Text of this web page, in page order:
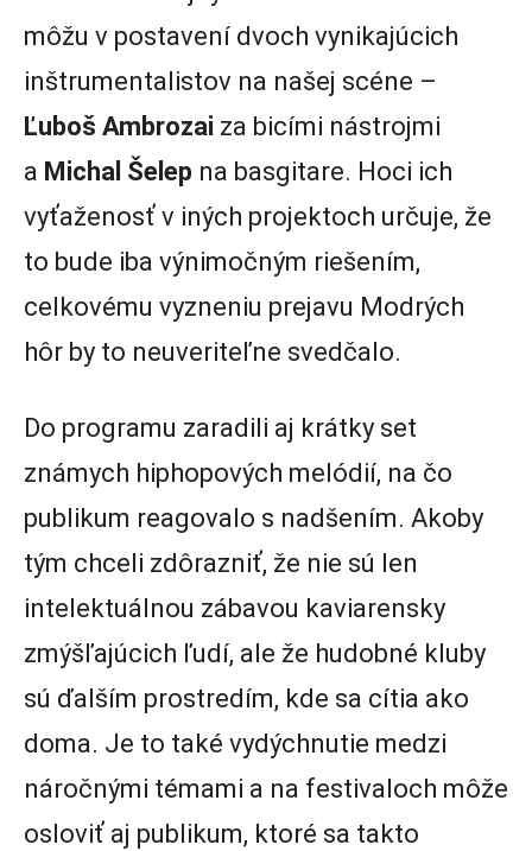
môžu v postavení dvoch vynikajúcich
inštrumentalistov na našej scéne –
Ľuboš Ambrozai za bicími nástrojmi
a Michal Šelep na basgitare. Hoci ich
vyťaženosť v iných projektoch určuje, že
to bude iba výnimočným riešením,
celkovému vyzneniu prejavu Modrých
hôr by to neuveriteľne svedčalo.
Do programu zaradili aj krátky set
známych hiphopových melódií, na čo
publikum reagovalo s nadšením. Akoby
tým chceli zdôrazniť, že nie sú len
intelektuálnou zábavou kaviarensky
zmýšľajúcich ľudí, ale že hudobné kluby
sú ďalším prostredím, kde sa cítia ako
doma. Je to také vydýchnutie medzi
náročnými témami a na festivaloch môže
osloviť aj publikum, ktoré sa takto